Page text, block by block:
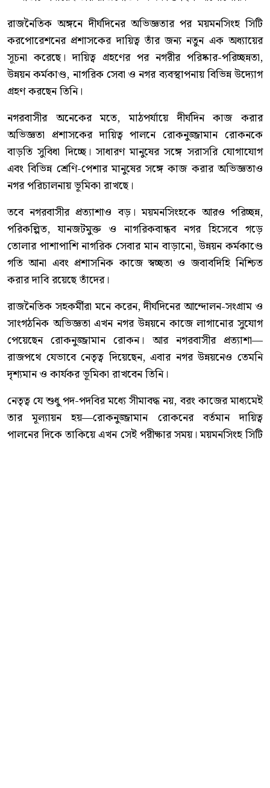
রাজনৈতিক অঙ্গনে দীর্ঘদিনের অভিজ্ঞতার পর ময়মনসিংহ সিটি
করপোরেশনের প্রশাসকের দায়িত্ব তাঁর জন্য নতুন এক অধ্যায়ের
সূচনা করেছে। দায়িত্ব গ্রহণের পর নগরীর পরিষ্কার-পরিচ্ছন্নতা,
উন্নয়ন কর্মকাণ্ড, নাগরিক সেবা ও নগর ব্যবস্থাপনায় বিভিন্ন উদ্যোগ
গ্রহণ করছেন তিনি।
নগরবাসীর অনেকের মতে, মাঠপর্যায়ে দীর্ঘদিন কাজ করার
অভিজ্ঞতা প্রশাসকের দায়িত্ব পালনে রোকনুজ্জামান রোকনকে
বাড়তি সুবিধা দিচ্ছে। সাধারণ মানুষের সঙ্গে সরাসরি যোগাযোগ
এবং বিভিন্ন শ্রেণি-পেশার মানুষের সঙ্গে কাজ করার অভিজ্ঞতাও
নগর পরিচালনায় ভূমিকা রাখছে।
তবে নগরবাসীর প্রত্যাশাও বড়। ময়মনসিংহকে আরও পরিচ্ছন্ন,
পরিকল্পিত, যানজটমুক্ত ও নাগরিকবান্ধব নগর হিসেবে গড়ে
তোলার পাশাপাশি নাগরিক সেবার মান বাড়ানো, উন্নয়ন কর্মকাণ্ডে
গতি আনা এবং প্রশাসনিক কাজে স্বচ্ছতা ও জবাবদিহি নিশ্চিত
করার দাবি রয়েছে তাঁদের।
রাজনৈতিক সহকর্মীরা মনে করেন, দীর্ঘদিনের আন্দোলন-সংগ্রাম ও
সাংগঠনিক অভিজ্ঞতা এখন নগর উন্নয়নে কাজে লাগানোর সুযোগ
পেয়েছেন রোকনুজ্জামান রোকন। আর নগরবাসীর প্রত্যাশা—
রাজপথে যেভাবে নেতৃত্ব দিয়েছেন, এবার নগর উন্নয়নেও তেমনি
দৃশ্যমান ও কার্যকর ভূমিকা রাখবেন তিনি।
নেতৃত্ব যে শুধু পদ-পদবির মধ্যে সীমাবদ্ধ নয়, বরং কাজের মাধ্যমেই
তার মূল্যায়ন হয়—রোকনুজ্জামান রোকনের বর্তমান দায়িত্ব
পালনের দিকে তাকিয়ে এখন সেই পরীক্ষার সময়। ময়মনসিংহ সিটি